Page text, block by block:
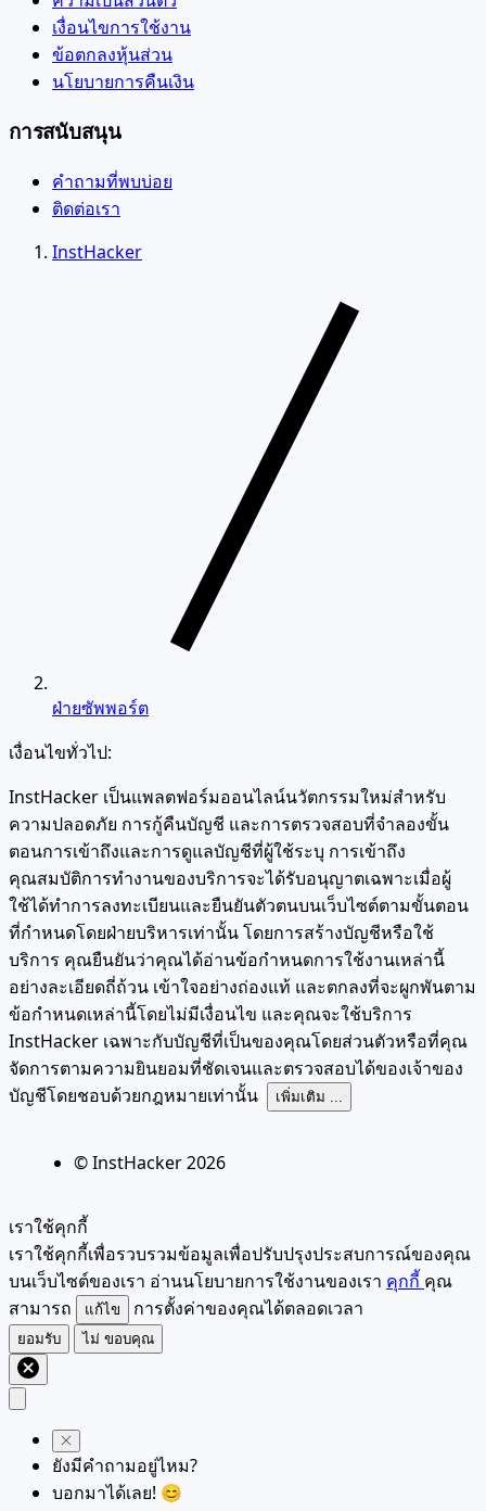
เงื่อนไขการใช้งาน
ข้อตกลงหุ้นส่วน
นโยบายการคืนเงิน
การสนับสนุน
คำถามที่พบบ่อย
ติดต่อเรา
InstHacker
ฝ่ายซัพพอร์ต
เงื่อนไขทั่วไป:
InstHacker เป็นแพลตฟอร์มออนไลน์นวัตกรรมใหม่สำหรับ
ความปลอดภัย การกู้คืนบัญชี และการตรวจสอบที่จำลองขั้น
ตอนการเข้าถึงและการดูแลบัญชีที่ผู้ใช้ระบุ การเข้าถึง
คุณสมบัติการทำงานของบริการจะได้รับอนุญาตเฉพาะเมื่อผู้
ใช้ได้ทำการลงทะเบียนและยืนยันตัวตนบนเว็บไซต์ตามขั้นตอน
ที่กำหนดโดยฝ่ายบริหารเท่านั้น โดยการสร้างบัญชีหรือใช้
บริการ คุณยืนยันว่าคุณได้อ่านข้อกำหนดการใช้งานเหล่านี้
อย่างละเอียดถี่ถ้วน เข้าใจอย่างถ่องแท้ และตกลงที่จะผูกพันตาม
ข้อกำหนดเหล่านี้โดยไม่มีเงื่อนไข และคุณจะใช้บริการ
InstHacker เฉพาะกับบัญชีที่เป็นของคุณโดยส่วนตัวหรือที่คุณ
จัดการตามความยินยอมที่ชัดเจนและตรวจสอบได้ของเจ้าของ
บัญชีโดยชอบด้วยกฎหมายเท่านั้น
เพิ่มเติม ...
© InstHacker2026
เราใช้คุกกี้
เราใช้คุกกี้เพื่อรวบรวมข้อมูลเพื่อปรับปรุงประสบการณ์ของคุณ
บนเว็บไซต์ของเรา อ่านนโยบายการใช้งานของเรา คุกกี้ คุณ
สามารถ
แก้ไข การตั้งค่าของคุณได้ตลอดเวลา
ยอมรับ ไม่ ขอบคุณ
ยังมีคำถามอยู่ไหม?
บอกมาได้เลย! 😊